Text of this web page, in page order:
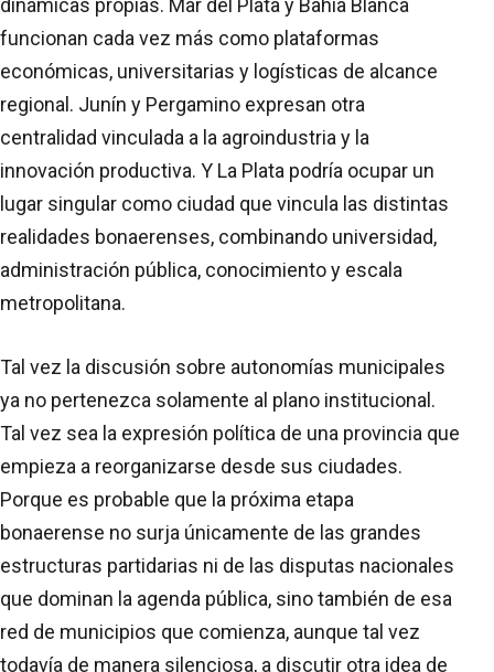
dinámicas propias. Mar del Plata y Bahía Blanca
funcionan cada vez más como plataformas
económicas, universitarias y logísticas de alcance
regional. Junín y Pergamino expresan otra
centralidad vinculada a la agroindustria y la
innovación productiva. Y La Plata podría ocupar un
lugar singular como ciudad que vincula las distintas
realidades bonaerenses, combinando universidad,
administración pública, conocimiento y escala
metropolitana.
Tal vez la discusión sobre autonomías municipales
ya no pertenezca solamente al plano institucional.
Tal vez sea la expresión política de una provincia que
empieza a reorganizarse desde sus ciudades.
Porque es probable que la próxima etapa
bonaerense no surja únicamente de las grandes
estructuras partidarias ni de las disputas nacionales
que dominan la agenda pública, sino también de esa
red de municipios que comienza, aunque tal vez
todavía de manera silenciosa, a discutir otra idea de